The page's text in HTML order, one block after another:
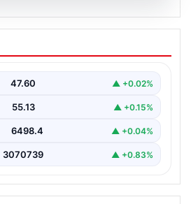
ne zaman açıklanacak?
belli oldu
47.60 ▲ +0.02%
55.13 ▲ +0.15%
6498.4 ▲ +0.04%
3070739 ▲ +0.83%